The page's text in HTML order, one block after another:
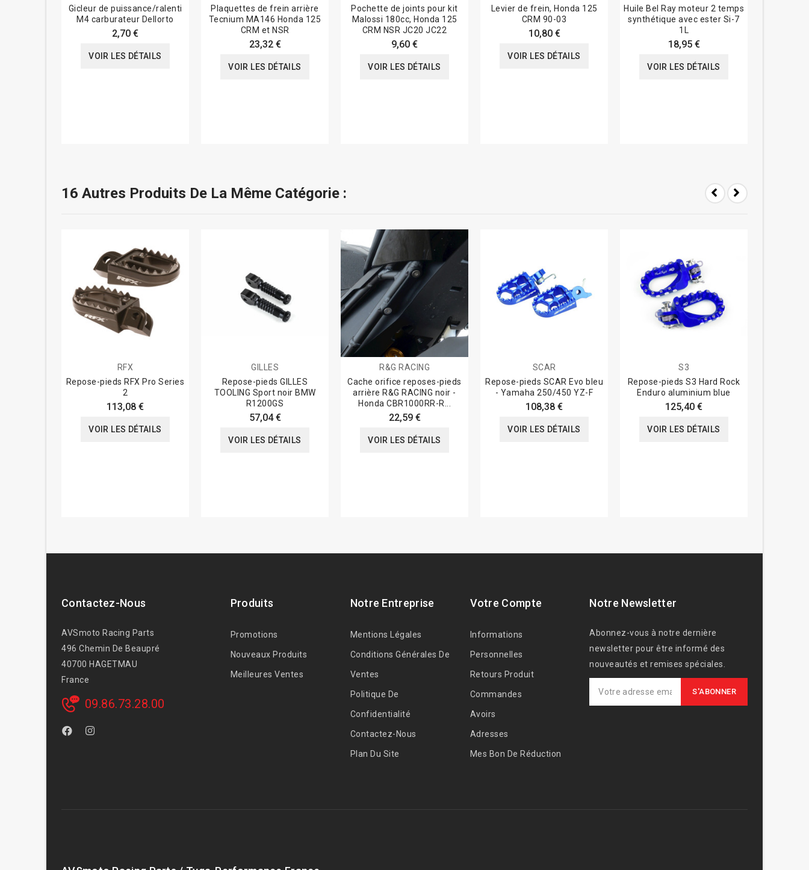
Gicleur de puissance/ralenti
M4 carburateur Dellorto
2,70 €
VOIR LES DÉTAILS
Plaquettes de frein arrière
Tecnium MA146 Honda 125
CRM et NSR
23,32 €
VOIR LES DÉTAILS
Pochette de joints pour kit
Malossi 180cc, Honda 125
CRM NSR JC20 JC22
9,60 €
VOIR LES DÉTAILS
Levier de frein, Honda 125
CRM 90-03
10,80 €
VOIR LES DÉTAILS
Huile Bel Ray moteur 2 temps
synthétique avec ester Si-7
1L
18,95 €
VOIR LES DÉTAILS
16 Autres Produits De La Même Catégorie :
RFX
Repose-pieds RFX Pro Series
2
113,08 €
VOIR LES DÉTAILS
GILLES
Repose-pieds GILLES
TOOLING Sport noir BMW
R1200GS
57,04 €
VOIR LES DÉTAILS
R&G RACING
Cache orifice reposes-pieds
arrière R&G RACING noir -
Honda CBR1000RR-R...
22,59 €
VOIR LES DÉTAILS
SCAR
Repose-pieds SCAR Evo bleu
- Yamaha 250/450 YZ-F
108,38 €
VOIR LES DÉTAILS
S3
Repose-pieds S3 Hard Rock
Enduro aluminium blue
125,40 €
VOIR LES DÉTAILS
Contactez-Nous
AVSmoto Racing Parts
496 Chemin De Beaupré
40700 HAGETMAU
France
09.86.73.28.00
Produits
Promotions
Nouveaux Produits
Meilleures Ventes
Notre Entreprise
Mentions Légales
Conditions Générales De
Ventes
Politique De
Confidentialité
Contactez-Nous
Plan Du Site
Votre Compte
Informations
Personnelles
Retours Produit
Commandes
Avoirs
Adresses
Mes Bon De Réduction
Notre Newsletter
Abonnez-vous à notre dernière
newsletter pour être informé des
nouveautés et remises spéciales.